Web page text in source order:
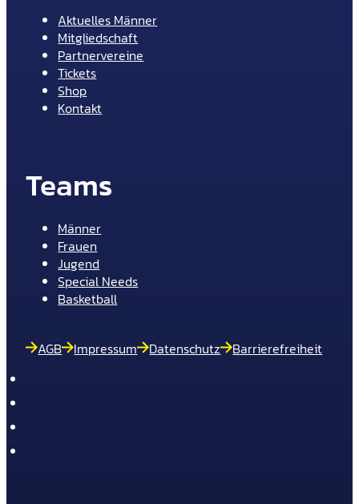
Aktuelles Männer
Mitgliedschaft
Partnervereine
Tickets
Shop
Kontakt
Teams
Männer
Frauen
Jugend
Special Needs
Basketball
AGB Impressum Datenschutz Barrierefreiheit